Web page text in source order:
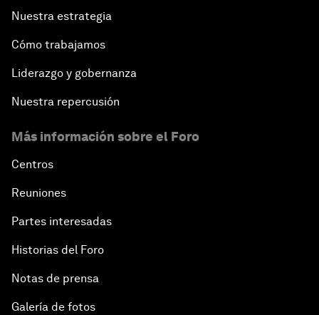
Nuestra estrategia
Cómo trabajamos
Liderazgo y gobernanza
Nuestra repercusión
Más información sobre el Foro
Centros
Reuniones
Partes interesadas
Historias del Foro
Notas de prensa
Galería de fotos